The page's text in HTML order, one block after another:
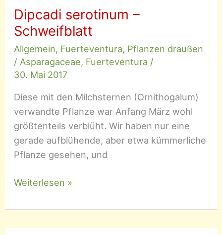
Drachenbaum
Dipcadi serotinum –
Schweifblatt
Allgemein, Fuerteventura, Pflanzen draußen
/ Asparagaceae, Fuerteventura /
30. Mai 2017
Diese mit den Milchsternen (Ornithogalum)
verwandte Pflanze war Anfang März wohl
größtenteils verblüht. Wir haben nur eine
gerade aufblühende, aber etwa kümmerliche
Pflanze gesehen, und
Dipcadi
–
Weiterlesen »